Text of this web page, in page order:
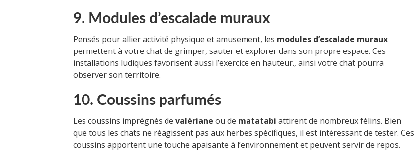
9. Modules d’escalade muraux
Pensés pour allier activité physique et amusement, les modules d’escalade muraux
permettent à votre chat de grimper, sauter et explorer dans son propre espace. Ces
installations ludiques favorisent aussi l’exercice en hauteur., ainsi votre chat pourra
observer son territoire.
10. Coussins parfumés
Les coussins imprégnés de valériane ou de matatabi attirent de nombreux félins. Bien
que tous les chats ne réagissent pas aux herbes spécifiques, il est intéressant de tester. Ces
coussins apportent une touche apaisante à l’environnement et peuvent servir de repos.